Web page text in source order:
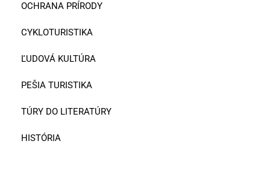
OCHRANA PRÍRODY
CYKLOTURISTIKA
ĽUDOVÁ KULTÚRA
PEŠIA TURISTIKA
TÚRY DO LITERATÚRY
HISTÓRIA